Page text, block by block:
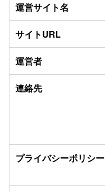
運営サイト名
サイトURL
運営者
連絡先
プライバシーポリシー